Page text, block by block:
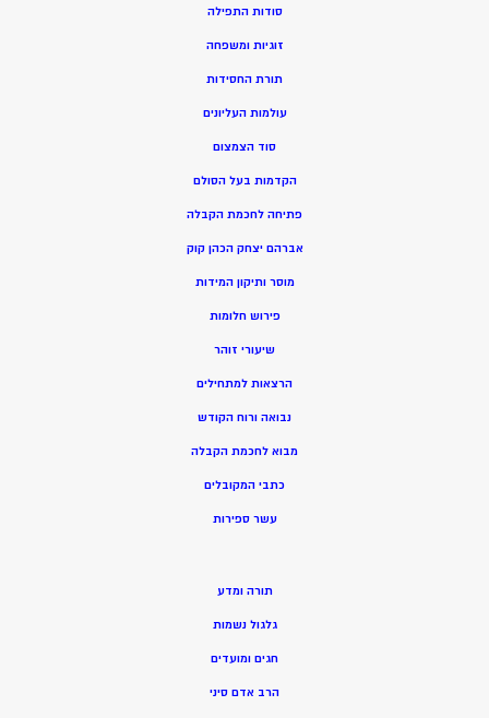
סודות התפילה
זוגיות ומשפחה
תורת החסידות
עולמות העליונים
סוד הצמצום
הקדמות בעל הסולם
פתיחה לחכמת הקבלה
אברהם יצחק הכהן קוק
מוסר ותיקון המידות
פירוש חלומות
שיעורי זוהר
הרצאות למתחילים
נבואה ורוח הקודש
מבוא לחכמת הקבלה
כתבי המקובלים
עשר ספירות
תורה ומדע
גלגול נשמות
חגים ומועדים
הרב אדם סיני